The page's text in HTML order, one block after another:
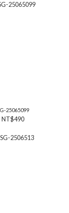
25065099
NT$490